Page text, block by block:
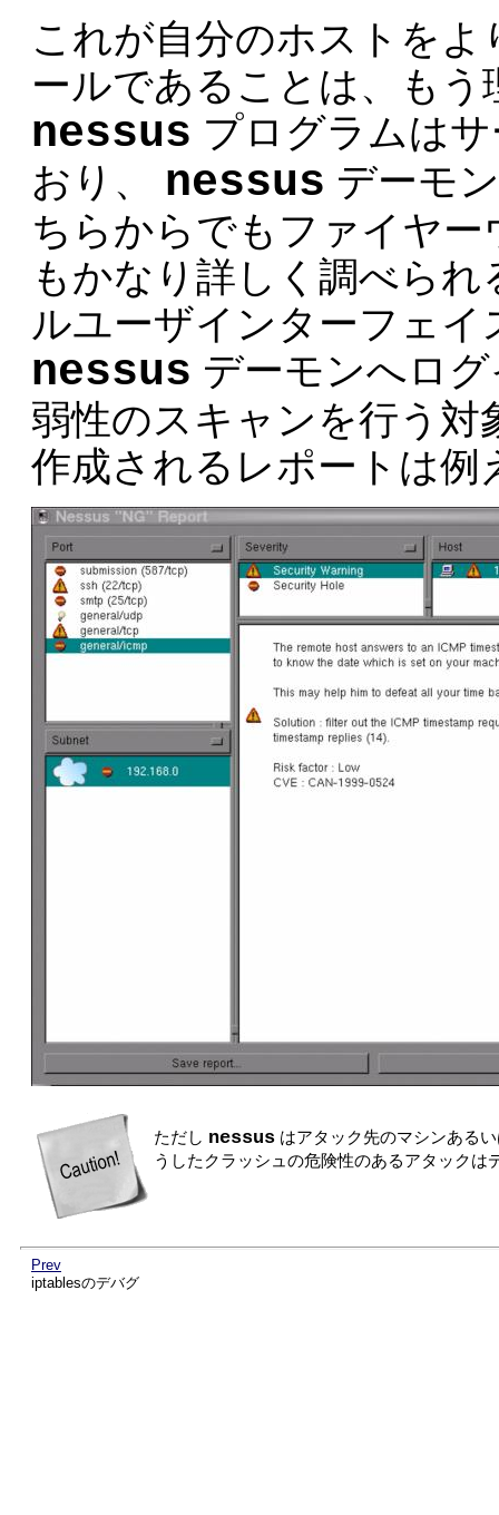
これが自分のホストを
ールであることは、も
nessus プログラムは
おり、 nessus デーモ
ちらからでもファイヤ
もかなり詳しく調べら
ルユーザインターフェ
nessus デーモンへロ
弱性のスキャンを行う
作成されるレポートは
ただし nessus はアタック先のマシンある
うしたクラッシュの危険性のあるアタックは
Prev
iptablesのデバグ